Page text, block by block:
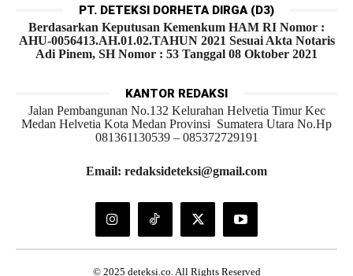
PT. DETEKSI DORHETA DIRGA (D3)
Berdasarkan Keputusan Kemenkum HAM RI Nomor :
AHU-0056413.AH.01.02.TAHUN 2021 Sesuai Akta Notaris
Adi Pinem, SH Nomor : 53 Tanggal 08 Oktober 2021
KANTOR REDAKSI
Jalan Pembangunan No.132 Kelurahan Helvetia Timur Kec
Medan Helvetia Kota Medan Provinsi Sumatera Utara No.Hp
081361130539 – 085372729191
Email: redaksideteksi@gmail.com
© 2025 deteksi.co. All Rights Reserved